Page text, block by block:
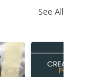
See All